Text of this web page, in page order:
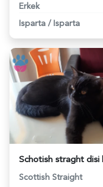
Erkek
Isparta / Isparta
Scottish Straight